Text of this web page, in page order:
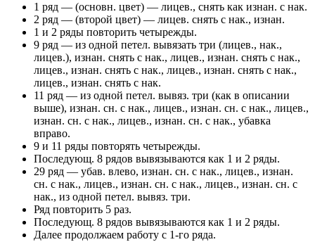
1 ряд — (основн. цвет) — лицев., снять как изнан. с нак.
2 ряд — (второй цвет) — лицев. снять с нак., изнан.
1 и 2 ряды повторить четырежды.
9 ряд — из одной петел. вывязать три (лицев., нак.,
лицев.), изнан. снять с нак., лицев., изнан. снять с нак.,
лицев., изнан. снять с нак., лицев., изнан. снять с нак.,
лицев., изнан. снять с нак.
11 ряд — из одной петел. вывяз. три (как в описании
выше), изнан. сн. с нак., лицев., изнан. сн. с нак., лицев.,
изнан. сн. с нак., лицев., изнан. сн. с нак., убавка
вправо.
9 и 11 ряды повторять четырежды.
Последующ. 8 рядов вывязываются как 1 и 2 ряды.
29 ряд — убав. влево, изнан. сн. с нак., лицев., изнан.
сн. с нак., лицев., изнан. сн. с нак., лицев., изнан. сн. с
нак., из одной петел. вывяз. три.
Ряд повторить 5 раз.
Последующ. 8 рядов вывязываются как 1 и 2 ряды.
Далее продолжаем работу с 1-го ряда.